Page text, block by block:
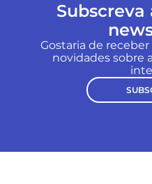
Subscreva
Gostaria de
novidades sobre